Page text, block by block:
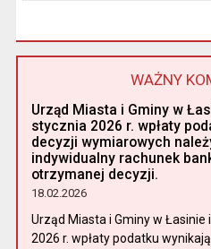
WAŻNY
Urząd Miasta i Gminy w
stycznia 2026 r. wpłaty
decyzji wymiarowych
indywidualny rachunek
otrzymanej decyzji.
18.02.2026
Urząd Miasta i Gminy w
2026 r. wpłaty podatku